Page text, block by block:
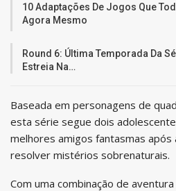
10 Adaptações De Jogos Que
Agora Mesmo
Round 6: Última Temporada Da
Estreia Na…
Baseada em personagens de
esta série segue dois
melhores amigos fantasmas
resolver mistérios sobrenaturais.
Com uma combinação de